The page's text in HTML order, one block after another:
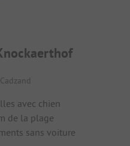
avec chien
de la plage
sans voiture